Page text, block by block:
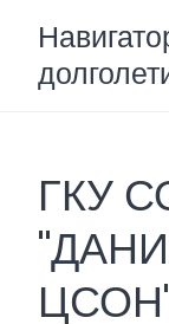
content
ГКУ